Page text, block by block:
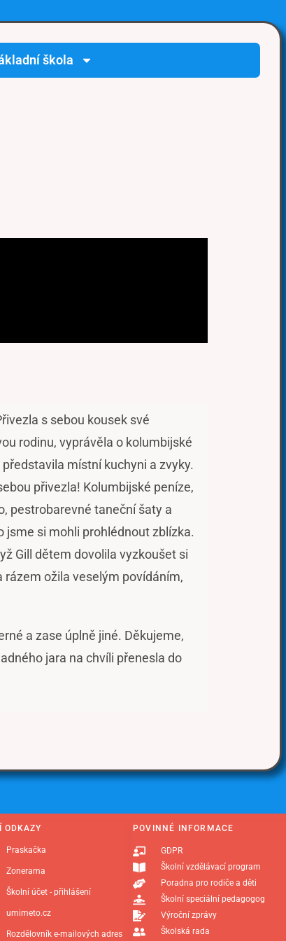
škola
s sebou kousek své
rodinu, vyprávěla o kolumbijské
místní kuchyni a zvyky.
přivezla! Kolumbijské peníze,
pestrobarevné taneční šaty a
jsme si mohli prohlédnout zblízka.
Gill dětem dovolila vyzkoušet si
ožila veselým povídáním,
a zase úplně jiné. Děkujeme,
jara na chvíli přenesla do
ODKAZY
Praskačka
Zonerama
Školní účet - přihlášení
umimeto.cz
Rozdělovník e-mailových adres
POVINNÉ INFORMACE
GDPR
Školní vzdělávací program
Poradna pro rodiče a děti
Školní speciální pedagogog
Výroční zprávy
Školská rada